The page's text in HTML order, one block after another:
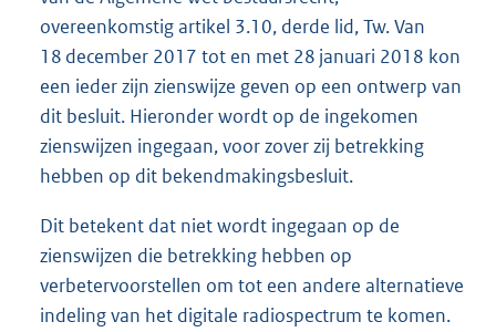
overeenkomstig artikel 3.10, derde lid, Tw. Van
18 december 2017 tot en met 28 januari 2018 kon
een ieder zijn zienswijze geven op een ontwerp van
dit besluit. Hieronder wordt op de ingekomen
zienswijzen ingegaan, voor zover zij betrekking
hebben op dit bekendmakingsbesluit.
Dit betekent dat niet wordt ingegaan op de
zienswijzen die betrekking hebben op
verbetervoorstellen om tot een andere alternatieve
indeling van het digitale radiospectrum te komen.